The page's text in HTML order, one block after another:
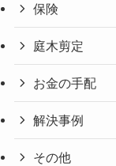
保険
庭木剪定
お金の手配
解決事例
その他